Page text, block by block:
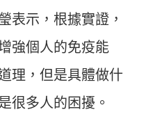
表示，根據實證，
強個人的免疫能
理，但是具體做什
很多人的困擾。